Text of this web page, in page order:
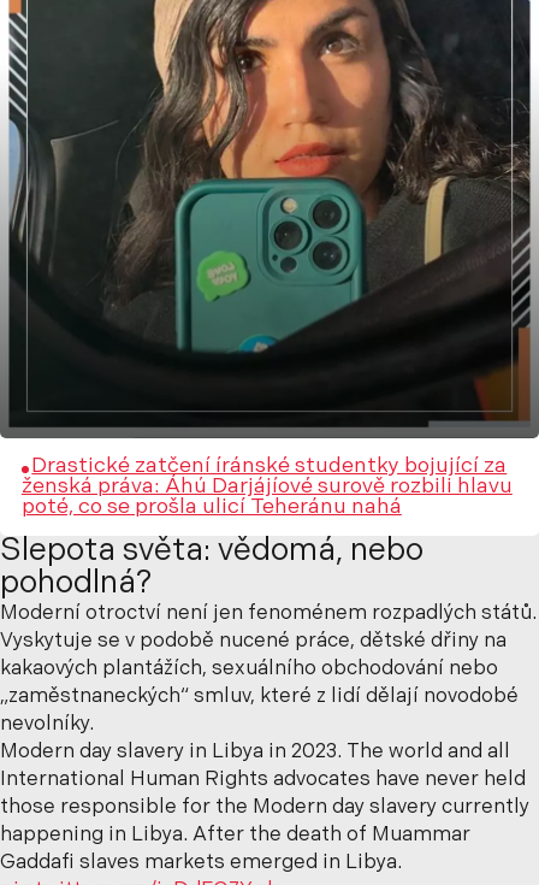
Drastické zatčení íránské studentky bojující za
ženská práva: Áhú Darjájíové surově rozbili hlavu
poté, co se prošla ulicí Teheránu nahá
Slepota světa: vědomá, nebo
pohodlná?
Moderní otroctví není jen fenoménem rozpadlých států.
Vyskytuje se v podobě nucené práce, dětské dřiny na
kakaových plantážích, sexuálního obchodování nebo
„zaměstnaneckých“ smluv, které z lidí dělají novodobé
nevolníky.
Modern day slavery in Libya in 2023. The world and all
International Human Rights advocates have never held
those responsible for the Modern day slavery currently
happening in Libya. After the death of Muammar
Gaddafi slaves markets emerged in Libya.